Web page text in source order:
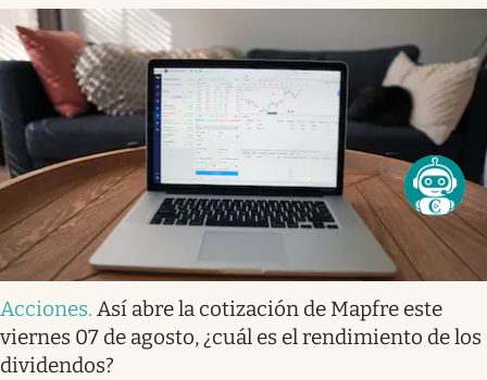
Acciones. Así abre la cotización de Mapfre este
viernes 07 de agosto, ¿cuál es el rendimiento de los
dividendos?